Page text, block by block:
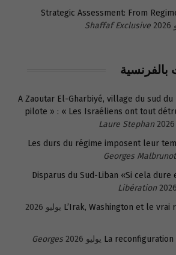
Strategic Assessment: From
Shaffaf Exclusive
بالفرنسية
A Zaoutar El-Gharbiyé, village du sud du
pilote » : « Les Israéliens ont tout
Laure Stephan
Les durs du régime imposent leur
Georges Malbrunot
Disparus du Sud-Liban «Si cela
Libération
L’Irak, Washington et le vrai
La
Georges